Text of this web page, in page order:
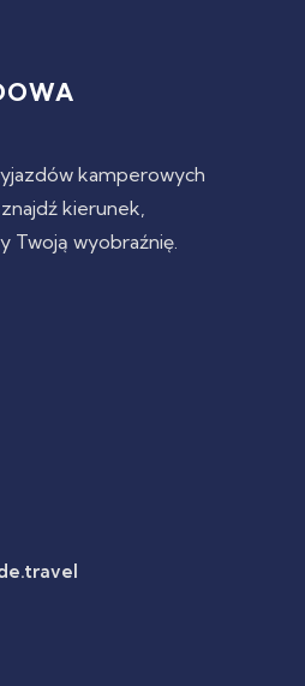
kamperowych
kierunek,
Twoją wyobraźnię.